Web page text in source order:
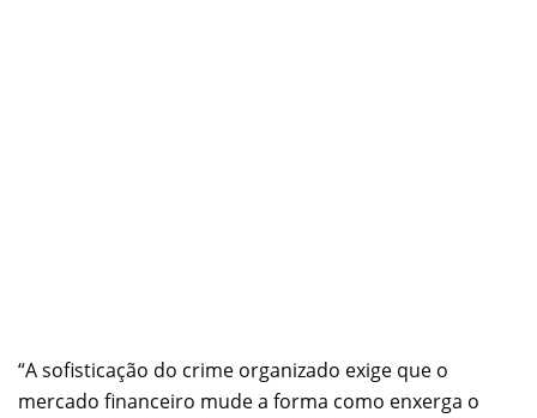
“A sofisticação do crime organizado exige que o
mercado financeiro mude a forma como enxerga o